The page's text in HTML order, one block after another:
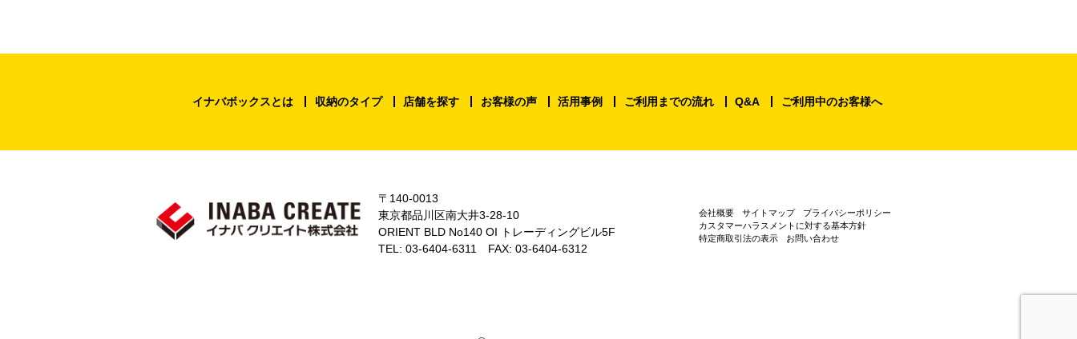
イナバボックスとは 収納のタイプ 店舗を探す お客様の声 活用事例 ご利用までの流れ Q&A ご利用中のお客様へ
〒140-0013
東京都品川区南大井3-28-10
ORIENT BLD No140 OI トレーディングビル5F
TEL: 03-6404-6311 FAX: 03-6404-6312
会社概要 サイトマップ
プライバシーポリシー
カスタマーハラスメントに対する基本方針
特定商取引法の表示
お問い合わせ